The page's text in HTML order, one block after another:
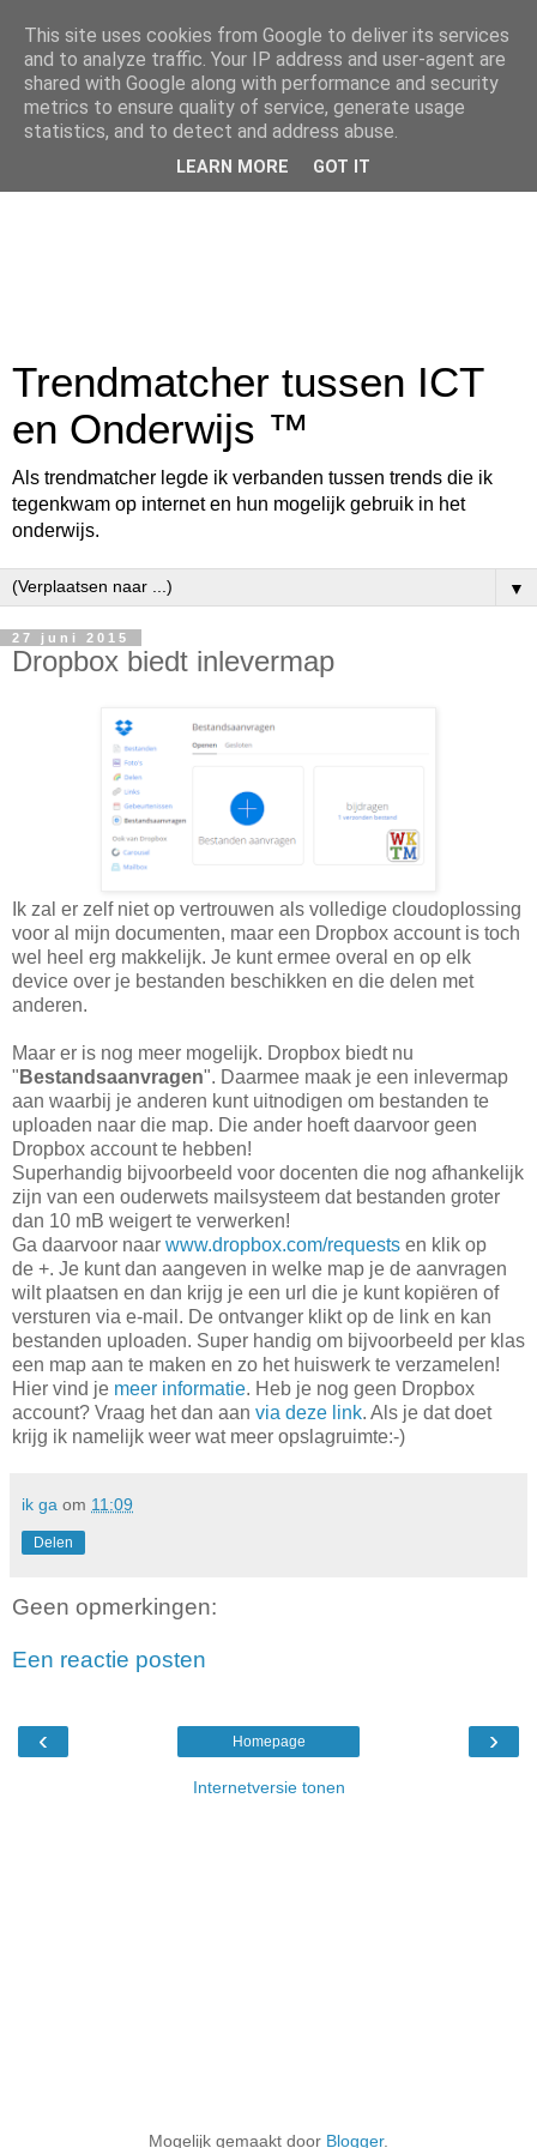
Trendmatcher tussen ICT
en Onderwijs ™
Als trendmatcher legde ik verbanden tussen trends die ik
tegenkwam op internet en hun mogelijk gebruik in het
onderwijs.
▼
27 juni 2015
Dropbox biedt inlevermap
Ik zal er zelf niet op vertrouwen als volledige cloudoplossing
voor al mijn documenten, maar een Dropbox account is toch
wel heel erg makkelijk. Je kunt ermee overal en op elk
device over je bestanden beschikken en die delen met
anderen.
Maar er is nog meer mogelijk. Dropbox biedt nu
" Bestandsaanvragen". Daarmee maak je een inlevermap
aan waarbij je anderen kunt uitnodigen om bestanden te
uploaden naar die map. Die ander hoeft daarvoor geen
Dropbox account te hebben!
Superhandig bijvoorbeeld voor docenten die nog afhankelijk
zijn van een ouderwets mailsysteem dat bestanden groter
dan 10 mB weigert te verwerken!
Ga daarvoor naar www.dropbox.com/requests en klik op
de +. Je kunt dan aangeven in welke map je de aanvragen
wilt plaatsen en dan krijg je een url die je kunt kopiëren of
versturen via e-mail. De ontvanger klikt op de link en kan
bestanden uploaden. Super handig om bijvoorbeeld per klas
een map aan te maken en zo het huiswerk te verzamelen!
Hier vind je meer informatie. Heb je nog geen Dropbox
account? Vraag het dan aan via deze link. Als je dat doet
krijg ik namelijk weer wat meer opslagruimte:-)
ik ga om 11:09
Delen
Geen opmerkingen:
Een reactie posten
‹ ›
Homepage
Internetversie tonen
Mogelijk gemaakt door Blogger.
This site uses cookies from Google to deliver its services
and to analyze traffic. Your IP address and user-agent are
shared with Google along with performance and security
metrics to ensure quality of service, generate usage
statistics, and to detect and address abuse.
LEARN MORE GOT IT